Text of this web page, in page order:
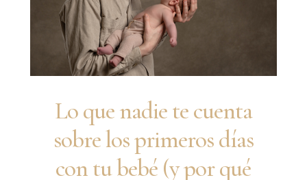
Lo que nadie te cuenta
sobre los primeros días
con tu bebé (y por qué